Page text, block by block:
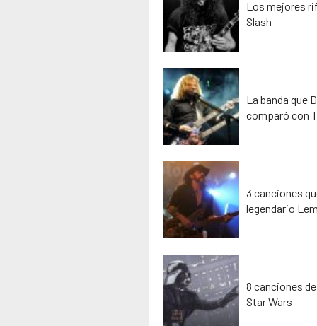
Los mejores
Slash
La banda que
comparó con
3 canciones
legendario
8 canciones
Star Wars